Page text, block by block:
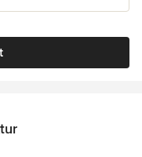
Sternen